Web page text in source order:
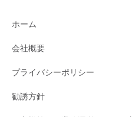
ホーム
会社概要
プライバシーポリシー
勧誘方針